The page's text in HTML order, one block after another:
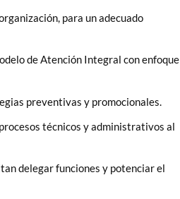
para un adecuado
de Atención Integral con enfoque
preventivas y promocionales.
técnicos y administrativos al
delegar funciones y potenciar el